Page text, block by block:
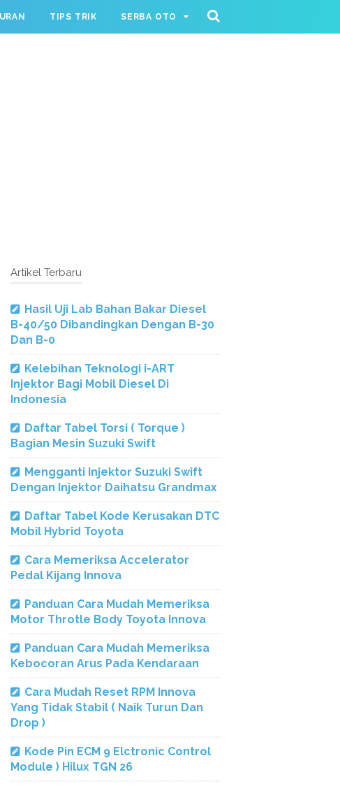
TIPS TRIK SERBA OTO
Artikel Terbaru
Hasil Uji Lab Bahan Bakar Diesel
B-40/50 Dibandingkan Dengan B-30
Dan B-0
Kelebihan Teknologi i-ART
Injektor Bagi Mobil Diesel Di
Indonesia
Daftar Tabel Torsi ( Torque )
Bagian Mesin Suzuki Swift
Mengganti Injektor Suzuki Swift
Dengan Injektor Daihatsu Grandmax
Daftar Tabel Kode Kerusakan DTC
Mobil Hybrid Toyota
Cara Memeriksa Accelerator
Pedal Kijang Innova
Panduan Cara Mudah Memeriksa
Motor Throtle Body Toyota Innova
Panduan Cara Mudah Memeriksa
Kebocoran Arus Pada Kendaraan
Cara Mudah Reset RPM Innova
Yang Tidak Stabil ( Naik Turun Dan
Drop )
Kode Pin ECM 9 Elctronic Control
Module ) Hilux TGN 26